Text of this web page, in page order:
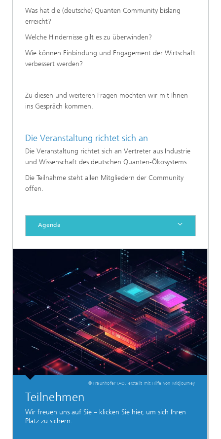
Was hat die (deutsche) Quanten Community bislang
erreicht?
Welche Hindernisse gilt es zu überwinden?
Wie können Einbindung und Engagement der Wirtschaft
verbessert werden?
Zu diesen und weiteren Fragen möchten wir mit Ihnen
ins Gespräch kommen.
Die Veranstaltung richtet sich an
​Die Veranstaltung richtet sich an Vertreter aus Industrie
und Wissenschaft des deutschen Quanten-Ökosystems
Die Teilnahme steht allen Mitgliedern der Community
offen.
Agenda
© Fraunhofer IAO, erstellt mit Hilfe von Midjourney
Teilnehmen
Wir freuen uns auf Sie – klicken Sie hier, um sich Ihren
Platz zu sichern.